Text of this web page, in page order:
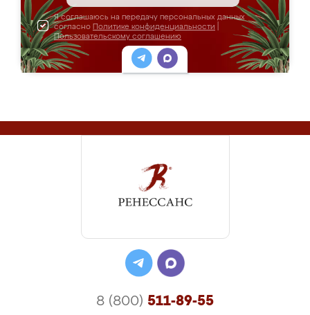
Я соглашаюсь на передачу персональных данных
согласно Политике конфиденциальности
Пользовательскому соглашению
8 (800) 511-89-55